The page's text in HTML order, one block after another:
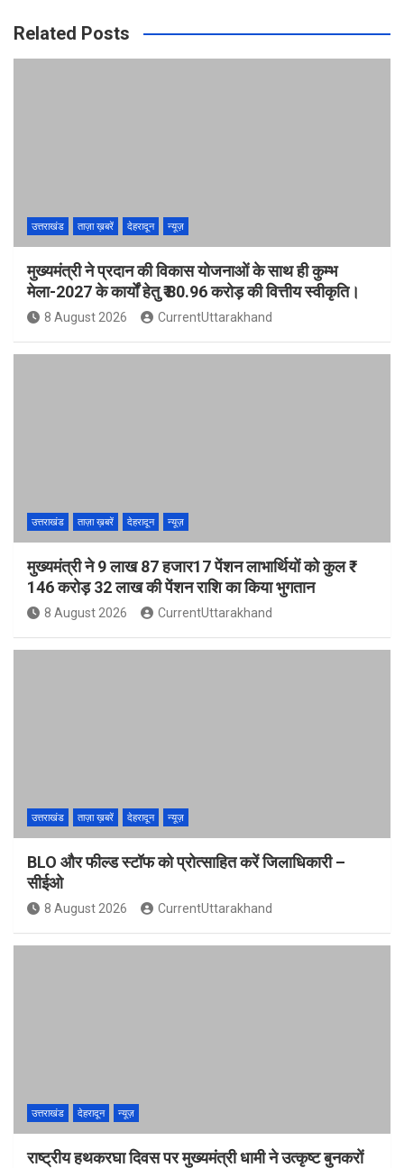
Related Posts
उत्तराखंड ताज़ा ख़बरें देहरादून न्यूज़
मुख्यमंत्री ने प्रदान की विकास योजनाओं के साथ ही कुम्भ
मेला-2027 के कार्यों हेतु ₹ 80.96 करोड़ की वित्तीय स्वीकृति।
8 August 2026 CurrentUttarakhand
उत्तराखंड ताज़ा ख़बरें देहरादून न्यूज़
मुख्यमंत्री ने 9 लाख 87 हजार17 पेंशन लाभार्थियों को कुल ₹
146 करोड़ 32 लाख की पेंशन राशि का किया भुगतान
8 August 2026 CurrentUttarakhand
उत्तराखंड ताज़ा ख़बरें देहरादून न्यूज़
BLO और फील्ड स्टॉफ को प्रोत्साहित करें जिलाधिकारी –
सीईओ
8 August 2026 CurrentUttarakhand
उत्तराखंड देहरादून न्यूज़
राष्ट्रीय हथकरघा दिवस पर मुख्यमंत्री धामी ने उत्कृष्ट बुनकरों